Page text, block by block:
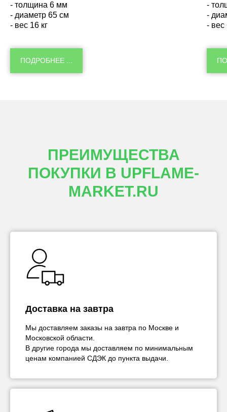
- толщина 6 мм
- диаметр 65 см
- вес 16 кг
ПОДРОБНЕЕ ...
-
-
- вес
ПРЕИМУЩЕСТВА
ПОКУПКИ В UPFLAME-
MARKET.RU
Доставка на завтра
Мы доставляем заказы на завтра по Москве и
Московской области.
В другие города мы доставляем по минимальным
ценам компанией СДЭК до пункта выдачи.